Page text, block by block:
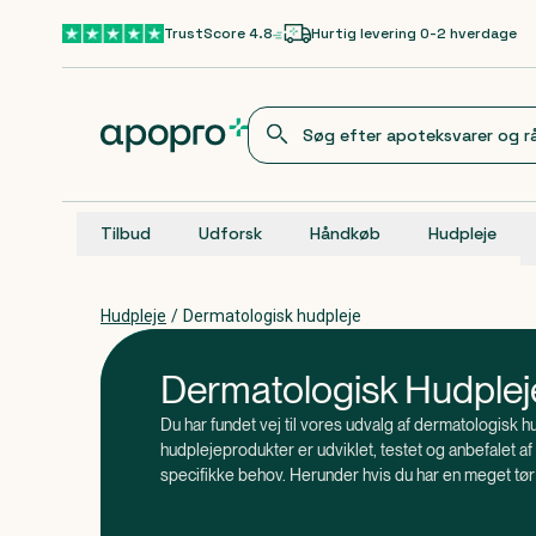
Gå til hovedindholdTrustScore 4.8 Hurtig levering 0-2 hverdage
Tilbud Udforsk Håndkøb Hudpleje
Hudpleje / Dermatologisk hudpleje
Dermatologisk
Du har fundet vej til vores udvalg af dermatologisk
hudplejeprodukter er udviklet, testet og anbefalet
specifikke behov. Herunder hvis du har en meget